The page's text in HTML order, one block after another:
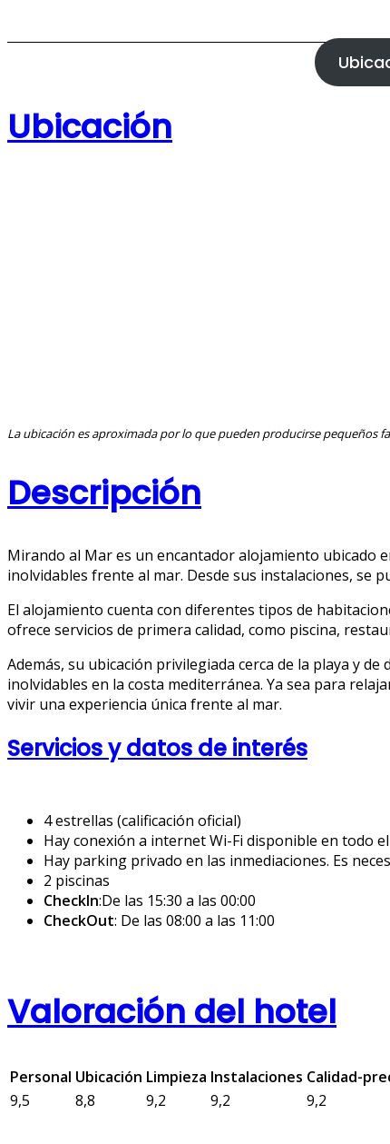
Ubicación
La ubicación es aproximada por lo que pueden producirse pequeños
Descripción
Mirando al Mar es un encantador alojamiento ubicado
inolvidables frente al mar. Desde sus instalaciones, se
El alojamiento cuenta con diferentes tipos de
ofrece servicios de primera calidad, como piscina,
Además, su ubicación privilegiada cerca de la playa y
inolvidables en la costa mediterránea. Ya sea para
vivir una experiencia única frente al mar.
Servicios y datos de interés
4 estrellas (calificación oficial)
Hay conexión a internet Wi-Fi disponible en todo
Hay parking privado en las inmediaciones. Es
2 piscinas
CheckIn:De las 15:30 a las 00:00
CheckOut: De las 08:00 a las 11:00
Valoración del hotel
Personal Ubicación Limpieza Instalaciones Calidad-
9,5
8,8 9,2 9,2 9,2